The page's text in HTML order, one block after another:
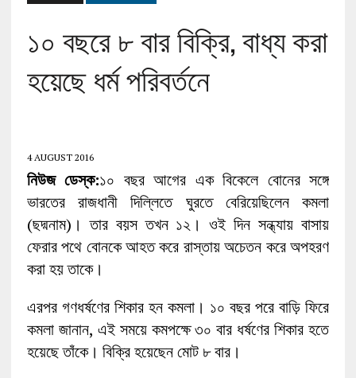
১০ বছরে ৮ বার বিক্রি, বাধ্য করা
হয়েছে ধর্ম পরিবর্তনে
4 AUGUST 2016
নিউজ ডেস্ক:১০ বছর আগের এক বিকেলে বোনের সঙ্গে
ভারতের রাজধানী দিল্লিতে ঘুরতে বেরিয়েছিলেন কমলা
(ছদ্মনাম)। তার বয়স তখন ১২। ওই দিন সন্ধ্যায় বাসায়
ফেরার পথে বোনকে আহত করে রাস্তায় অচেতন করে অপহরণ
করা হয় তাকে।
এরপর গণধর্ষণের শিকার হন কমলা। ১০ বছর পরে বাড়ি ফিরে
কমলা জানান, এই সময়ে কমপক্ষে ৩০ বার ধর্ষণের শিকার হতে
হয়েছে তাঁকে। বিক্রি হয়েছেন মোট ৮ বার।